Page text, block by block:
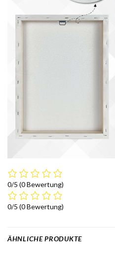
0/5 (0 Bewertung)
0/5 (0 Bewertung)
ÄHNLICHE PRODUKTE